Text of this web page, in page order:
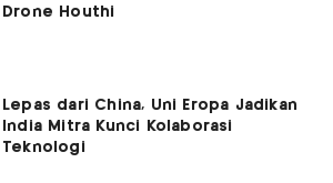
Drone Houthi
Lepas dari China, Uni Eropa Jadikan
India Mitra Kunci Kolaborasi
Teknologi